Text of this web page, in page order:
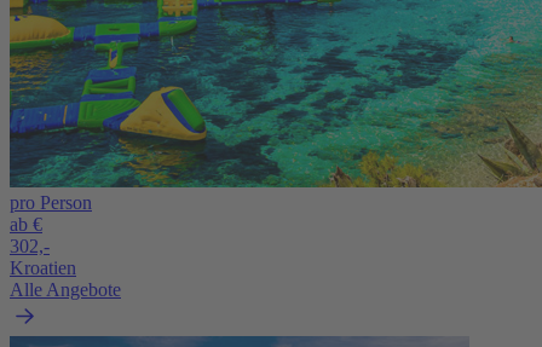
pro Person
ab €
302,-
Kroatien
Alle Angebote